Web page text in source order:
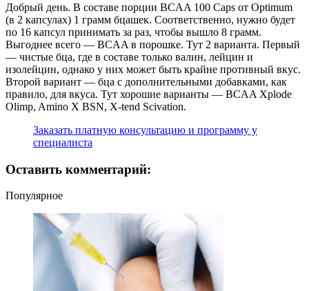
Добрый день. В составе порции BCAA 100 Caps от Optimum
(в 2 капсулах) 1 грамм бцашек. Соответственно, нужно будет
по 16 капсул принимать за раз, чтобы вышло 8 грамм.
Выгоднее всего — BCAA в порошке. Тут 2 варианта. Первый
— чистые бца, где в составе только валин, лейцин и
изолейцин, однако у них может быть крайне противный вкус.
Второй вариант — бца с дополнительными добавками, как
правило, для вкуса. Тут хорошие варианты — BCAA Xplode
Olimp, Amino X BSN, X-tend Scivation.
Заказать платную консультацию и программу у
специалиста
Оставить комментарий:
Популярное